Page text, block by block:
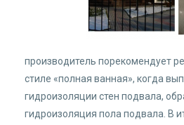
производитель порекомендует
стиле «полная ванная», когда
гидроизоляции стен подвала,
гидроизоляция пола подвала. В